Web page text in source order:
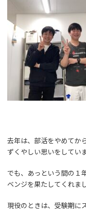
去年は、部活をやめてか
ずくやしい思いをしてい
でも、あっという間の１
ベンジを果たしてくれま
現役のときは、受験期に